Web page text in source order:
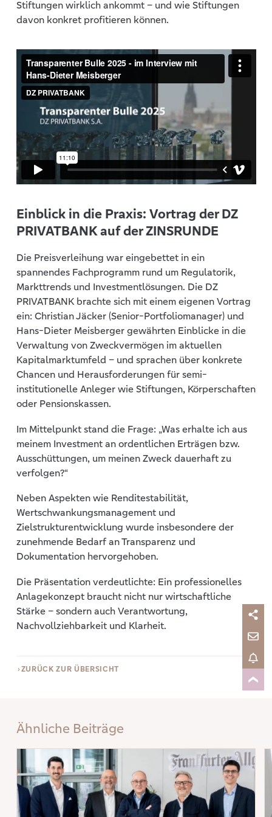
Stiftungen wirklich ankommt – und wie Stiftungen
davon konkret profitieren können.
Einblick in die Praxis: Vortrag der DZ
PRIVATBANK auf der ZINSRUNDE
Die Preisverleihung war eingebettet in ein
spannendes Fachprogramm rund um Regulatorik,
Markttrends und Investmentlösungen. Die DZ
PRIVATBANK brachte sich mit einem eigenen Vortrag
ein: Christian Jäcker (Senior-Portfoliomanager) und
Hans-Dieter Meisberger gewährten Einblicke in die
Verwaltung von Zweckvermögen im aktuellen
Kapitalmarktumfeld – und sprachen über konkrete
Chancen und Herausforderungen für semi-
institutionelle Anleger wie Stiftungen, Körperschaften
oder Pensionskassen.
Im Mittelpunkt stand die Frage: „Was erhalte ich aus
meinem Investment an ordentlichen Erträgen bzw.
Ausschüttungen, um meinen Zweck dauerhaft zu
verfolgen?“
Neben Aspekten wie Renditestabilität,
Wertschwankungsmanagement und
Zielstrukturentwicklung wurde insbesondere der
zunehmende Bedarf an Transparenz und
Dokumentation hervorgehoben.
Die Präsentation verdeutlichte: Ein professionelles
Anlagekonzept braucht nicht nur wirtschaftliche
Stärke – sondern auch Verantwortung,
Nachvollziehbarkeit und Klarheit.
ZURÜCK ZUR ÜBERSICHT
Ähnliche Beiträge
Mehr erfahren: „Nicht jeder muss eine rechtsfähige Stiftung gründen“